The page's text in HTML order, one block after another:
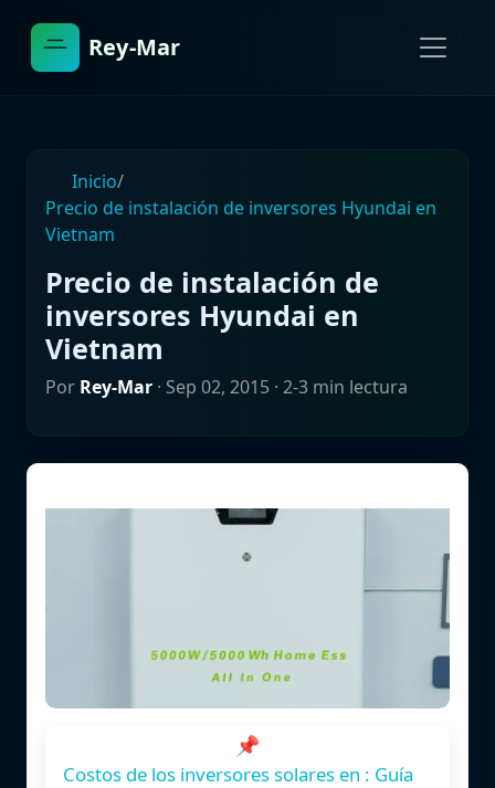
Rey-Mar
Inicio/
Precio de instalación de inversores Hyundai en
Vietnam
Precio de instalación de
inversores Hyundai en
Vietnam
Por Rey-Mar · Sep 02, 2015 · 2-3 min lectura
📌
Costos de los inversores solares en : Guía